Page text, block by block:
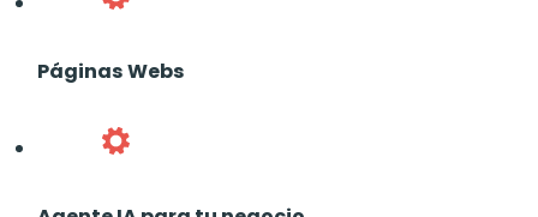
Páginas Webs